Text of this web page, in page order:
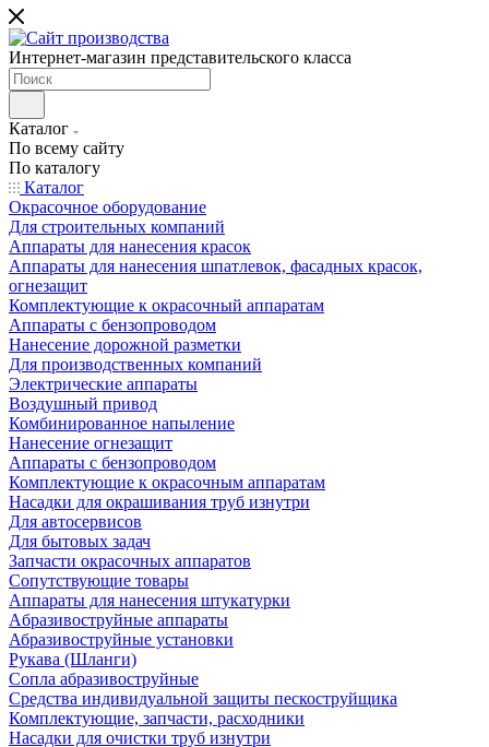
Интернет-магазин представительского класса
Каталог
По всему сайту
По каталогу
Каталог
Окрасочное оборудование
Для строительных компаний
Аппараты для нанесения красок
Аппараты для нанесения шпатлевок, фасадных красок,
огнезащит
Комплектующие к окрасочный аппаратам
Аппараты с бензопроводом
Нанесение дорожной разметки
Для производственных компаний
Электрические аппараты
Воздушный привод
Комбинированное напыление
Нанесение огнезащит
Аппараты с бензопроводом
Комплектующие к окрасочным аппаратам
Насадки для окрашивания труб изнутри
Для автосервисов
Для бытовых задач
Запчасти окрасочных аппаратов
Сопутствующие товары
Аппараты для нанесения штукатурки
Aбразивоструйные аппараты
Абразивоструйные установки
Рукава (Шланги)
Сопла абразивоструйные
Средства индивидуальной защиты пескоструйщика
Комплектующие, запчасти, расходники
Насадки для очистки труб изнутри